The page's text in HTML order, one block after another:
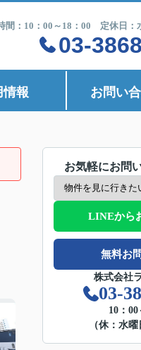
間：10：00～18：00 定休日：
03-
情報 お問い
お気軽にお問
LINEから
無料お
株式会社
03-
10：
（休：水